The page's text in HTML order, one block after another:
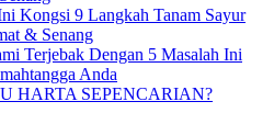
Kongsi 9 Langkah Tanam Sayur
& Senang
Terjebak Dengan 5 Masalah Ini
Anda
HARTA SEPENCARIAN?